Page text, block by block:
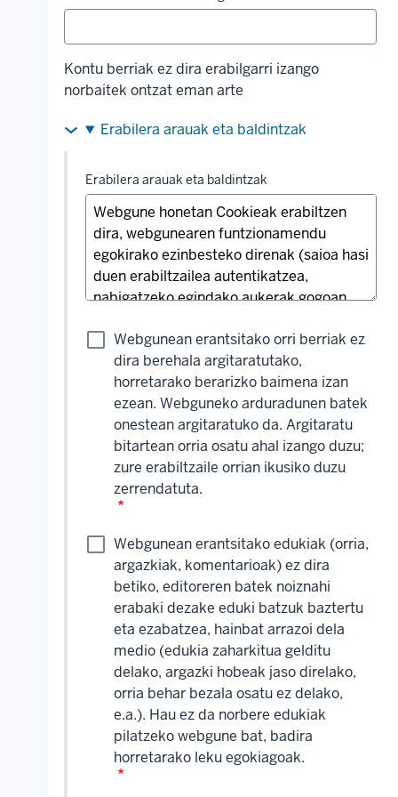
Kontu berriak ez dira erabilgarri izango
norbaitek ontzat eman arte
Erabilera arauak eta baldintzak
Erabilera arauak eta baldintzak
Webgunean erantsitako orri berriak ez
dira berehala argitaratutako,
horretarako berarizko baimena izan
ezean. Webguneko arduradunen batek
onestean argitaratuko da. Argitaratu
bitartean orria osatu ahal izango duzu;
zure erabiltzaile orrian ikusiko duzu
zerrendatuta.
Webgunean erantsitako edukiak (orria,
argazkiak, komentarioak) ez dira
betiko, editoreren batek noiznahi
erabaki dezake eduki batzuk baztertu
eta ezabatzea, hainbat arrazoi dela
medio (edukia zaharkitua gelditu
delako, argazki hobeak jaso direlako,
orria behar bezala osatu ez delako,
e.a.). Hau ez da norbere edukiak
pilatzeko webgune bat, badira
horretarako leku egokiagoak.